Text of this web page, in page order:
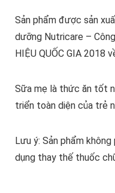
Sản phẩm được sản
dưỡng Nutricare –
HIỆU QUỐC GIA 2018
Sữa mẹ là thức ăn tốt
triển toàn diện của trẻ
Lưu ý: Sản phẩm
dụng thay thế thuốc